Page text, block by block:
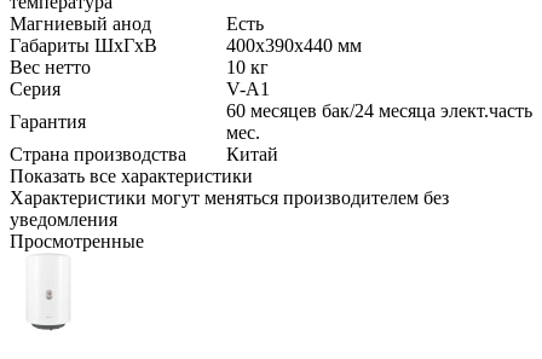
Магниевый анод
Есть
Габариты ШхГхВ
400x390x440 мм
Вес нетто
10 кг
Серия
V-A1
Гарантия
60 месяцев бак/24 месяца элект.часть
мес.
Страна производства
Китай
Показать все характеристики
Характеристики могут меняться производителем без
уведомления
Просмотренные